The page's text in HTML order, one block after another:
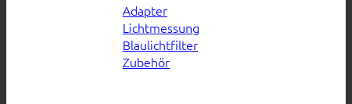
Adapter
Lichtmessung
Blaulichtfilter
Zubehör